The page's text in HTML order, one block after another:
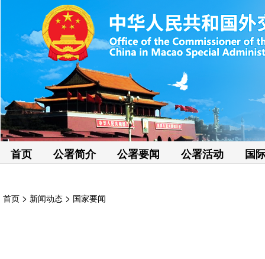
首页 公署简介 公署要闻 公署活动 国
首页 > 新闻动态 > 国家要闻